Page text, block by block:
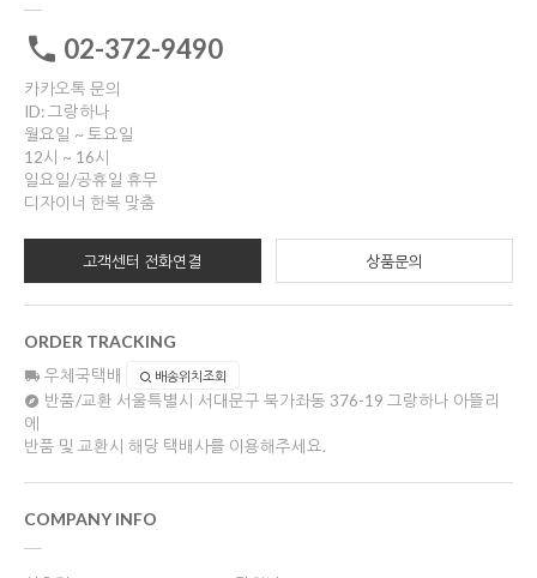
02-372-9490
카카오톡 문의
ID: 그랑하나
월요일 ~ 토요일
12시 ~ 16시
일요일/공휴일 휴무
디자이너 한복 맞춤
고객센터 전화연결 상품문의
ORDER TRACKING
우체국택배 배송위치조회
반품/교환 서울특별시 서대문구 북가좌동 376-19 그랑하나 아뜰리
에
반품 및 교환시 해당 택배사를 이용해주세요.
COMPANY INFO